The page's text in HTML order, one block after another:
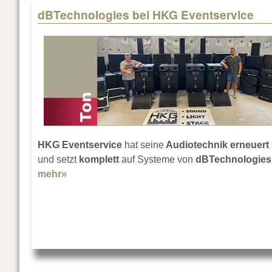
dBTechnologies bei HKG Eventservice
HKG Eventservice hat seine Audiotechnik erneuert
und setzt komplett auf Systeme von dBTechnologies
mehr»